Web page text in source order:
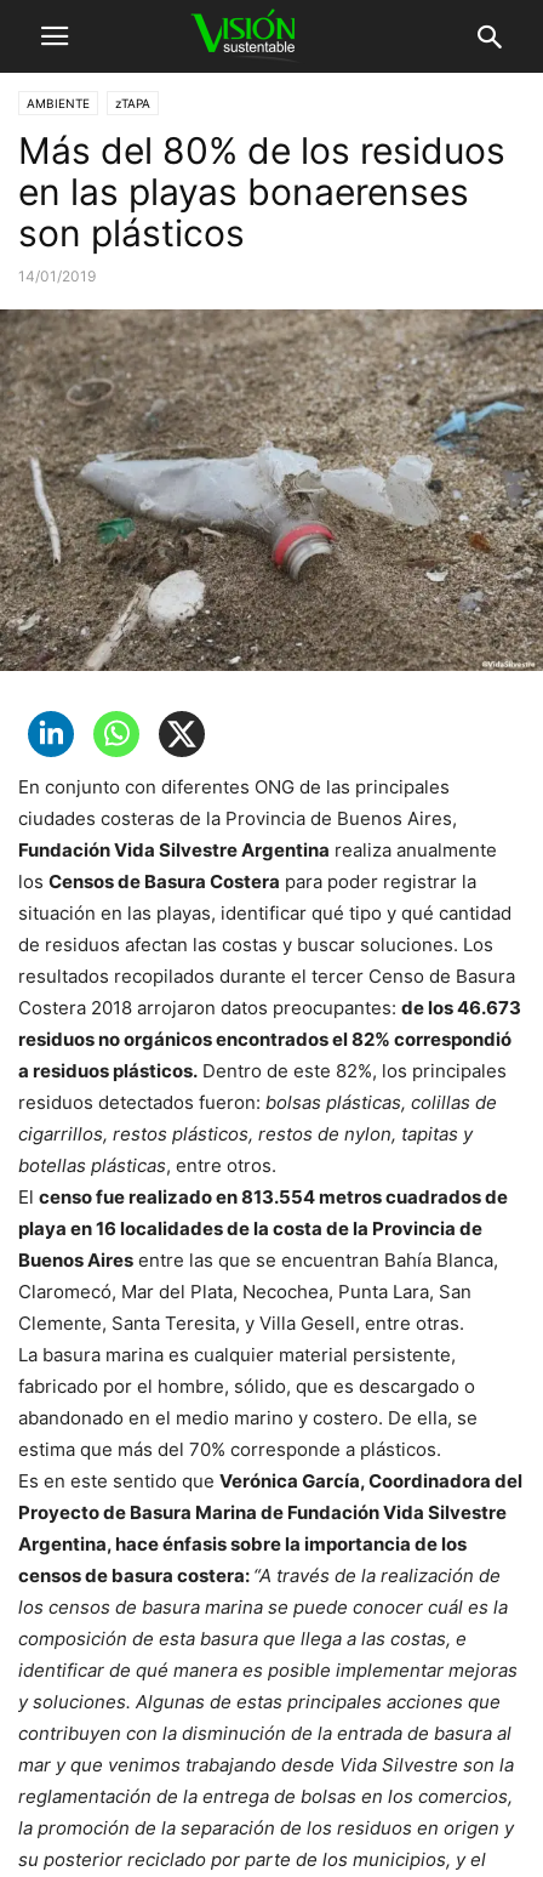
AMBIENTE zTAPA
Más del 80% de los residuos
en las playas bonaerenses
son plásticos
14/01/2019
En conjunto con diferentes ONG de las principales
ciudades costeras de la Provincia de Buenos Aires,
Fundación Vida Silvestre Argentina realiza anualmente
los Censos de Basura Costera para poder registrar la
situación en las playas, identificar qué tipo y qué cantidad
de residuos afectan las costas y buscar soluciones. Los
resultados recopilados durante el tercer Censo de Basura
Costera 2018 arrojaron datos preocupantes: de los 46.673
residuos no orgánicos encontrados el 82% correspondió
a residuos plásticos. Dentro de este 82%, los principales
residuos detectados fueron: bolsas plásticas, colillas de
cigarrillos, restos plásticos, restos de nylon, tapitas y
botellas plásticas, entre otros.
El censo fue realizado en 813.554 metros cuadrados de
playa en 16 localidades de la costa de la Provincia de
Buenos Aires entre las que se encuentran Bahía Blanca,
Claromecó, Mar del Plata, Necochea, Punta Lara, San
Clemente, Santa Teresita, y Villa Gesell, entre otras.
La basura marina es cualquier material persistente,
fabricado por el hombre, sólido, que es descargado o
abandonado en el medio marino y costero. De ella, se
estima que más del 70% corresponde a plásticos.
Es en este sentido que Verónica García, Coordinadora del
Proyecto de Basura Marina de Fundación Vida Silvestre
Argentina, hace énfasis sobre la importancia de los
censos de basura costera: “A través de la realización de
los censos de basura marina se puede conocer cuál es la
composición de esta basura que llega a las costas, e
identificar de qué manera es posible implementar mejoras
y soluciones. Algunas de estas principales acciones que
contribuyen con la disminución de la entrada de basura al
mar y que venimos trabajando desde Vida Silvestre son la
reglamentación de la entrega de bolsas en los comercios,
la promoción de la separación de los residuos en origen y
su posterior reciclado por parte de los municipios, y el